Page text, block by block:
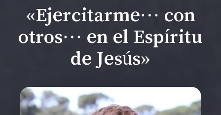
«Ejercitarme… con
otros… en el Espíritu
de Jesús»